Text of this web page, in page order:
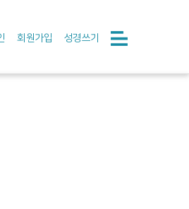
회원가입 성경쓰기